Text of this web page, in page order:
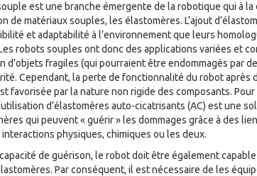
est une branche émergente de la robotique qui à
de matériaux souples, les élastomères. L’ajout
et adaptabilité à l’environnement que leurs
robots souples ont donc des applications variées et
d’objets fragiles (qui pourraient être endommagés par
Cependant, la perte de fonctionnalité du robot après
favorisée par la nature non rigide des composants.
d’élastomères auto-cicatrisants (AC) est une
qui peuvent « guérir » les dommages grâce à des
interactions physiques, chimiques ou les deux.
de guérison, le robot doit être également
Par conséquent, il est nécessaire de les